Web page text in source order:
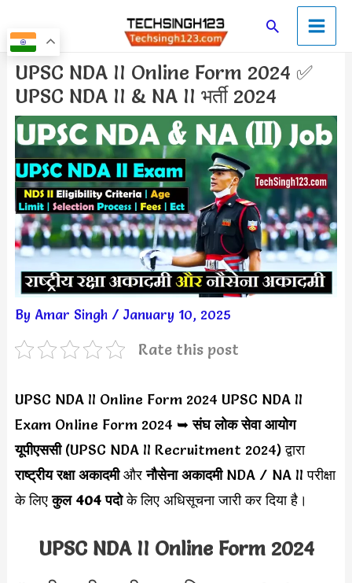
to
content
SearchMain
Menu
UPSC NDA II Online Form 2024 ✅
UPSC NDA II & NA II भर्ती 2024
By Amar Singh / January 10, 2025
Rate this post
UPSC NDA II Online Form 2024 UPSC NDA II
Exam Online Form 2024 ➥संघ लोक सेवा आयोग
यूपीएससी (UPSC NDA II Recruitment 2024) द्वारा
राष्ट्रीय रक्षा अकादमीऔरनौसेना अकादमी NDA / NA II परीक्षा
के लिएकुल 404 पदोके लिए अधिसूचना जारी कर दिया है।
UPSC NDA II Online Form 2024
Post
navigation